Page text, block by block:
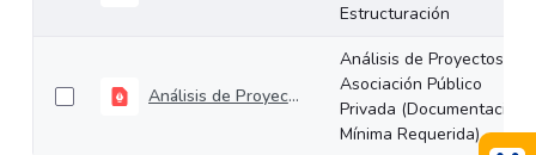
Estructuración
Análisis de Proyectos de Asociación Público Privada (Documentación Mínima Requerida)
Análisis de Proyectos de
Asociación Público
Privada (Documentación
Mínima Requerida)